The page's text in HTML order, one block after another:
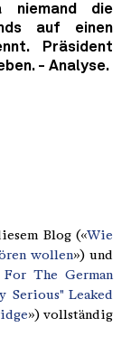
niemand die
auf einen
Präsident
- Analyse.
Blog («Wie
wollen») und
The German
Serious" Leaked
») vollständig